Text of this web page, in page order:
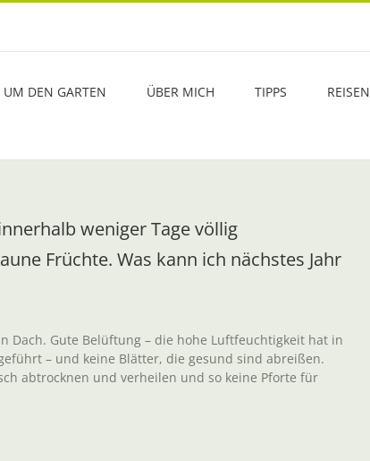
UM DEN GARTEN ÜBER MICH TIPPS REISEN
weniger Tage völlig
Früchte. Was kann ich nächstes Jahr
Dach. Gute Belüftung – die hohe Luftfeuchtigkeit hat in
– und keine Blätter, die gesund sind abreißen.
abtrocknen und verheilen und so keine Pforte für